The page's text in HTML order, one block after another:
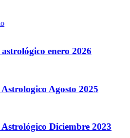
enero 2026
Agosto 2025
Diciembre 2023